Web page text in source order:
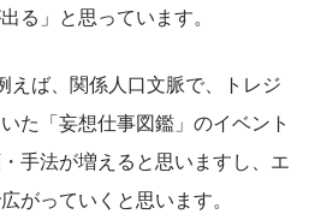
る」と思っています。
えば、関係人口文脈で、トレジ
た「妄想仕事図鑑」のイベント
手法が増えると思いますし、エ
がっていくと思います。